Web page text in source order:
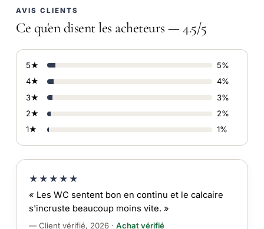
AVIS CLIENTS
Ce qu'en disent les acheteurs — 4.5/5
5★
5%
4★
4%
3★
3%
2★
2%
1★
1%
★★★★★
« Les WC sentent bon en continu et le calcaire
s'incruste beaucoup moins vite. »
— Client vérifié, 2026 · Achat vérifié